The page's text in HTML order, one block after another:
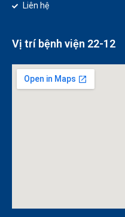
Liên hệ
Vị trí bệnh viện 22-12